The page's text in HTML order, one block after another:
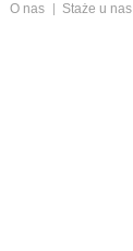
O nas Staże u nas